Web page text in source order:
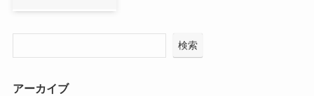
検索
アーカイブ